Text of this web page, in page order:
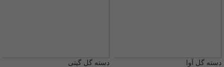
دسته گل آوا دسته گل گیتی